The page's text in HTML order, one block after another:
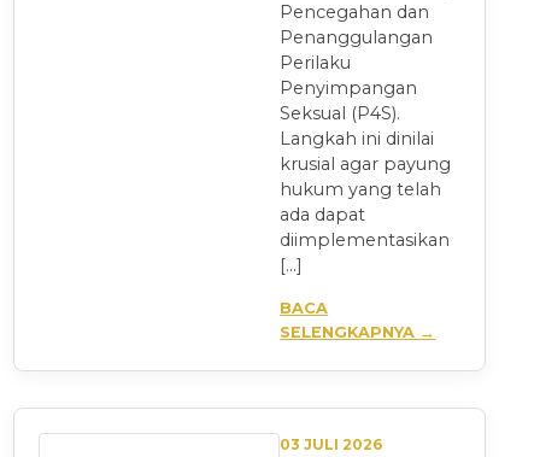
Pencegahan dan
Penanggulangan
Perilaku
Penyimpangan
Seksual (P4S).
Langkah ini dinilai
krusial agar payung
hukum yang telah
ada dapat
diimplementasikan
[…]
BACA
SELENGKAPNYA →
03 JULI 2026